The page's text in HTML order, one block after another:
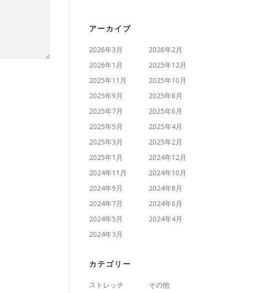
アーカイブ
2026年3月
2026年2月
2026年1月
2025年12月
2025年11月
2025年10月
2025年9月
2025年8月
2025年7月
2025年6月
2025年5月
2025年4月
2025年3月
2025年2月
2025年1月
2024年12月
2024年11月
2024年10月
2024年9月
2024年8月
2024年7月
2024年6月
2024年5月
2024年4月
2024年3月
カテゴリー
ストレッチ その他